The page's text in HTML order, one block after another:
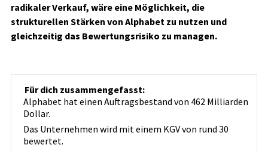
radikaler Verkauf, wäre eine Möglichkeit, die
strukturellen Stärken von Alphabet zu nutzen und
gleichzeitig das Bewertungsrisiko zu managen.
Für dich zusammengefasst:
Alphabet hat einen Auftragsbestand von 462 Milliarden
Dollar.
Das Unternehmen wird mit einem KGV von rund 30
bewertet.